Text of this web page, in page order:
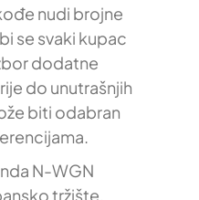
nudi brojne
se svaki kupac
dodatne
do unutrašnjih
biti odabran
N-WGN
tržište,